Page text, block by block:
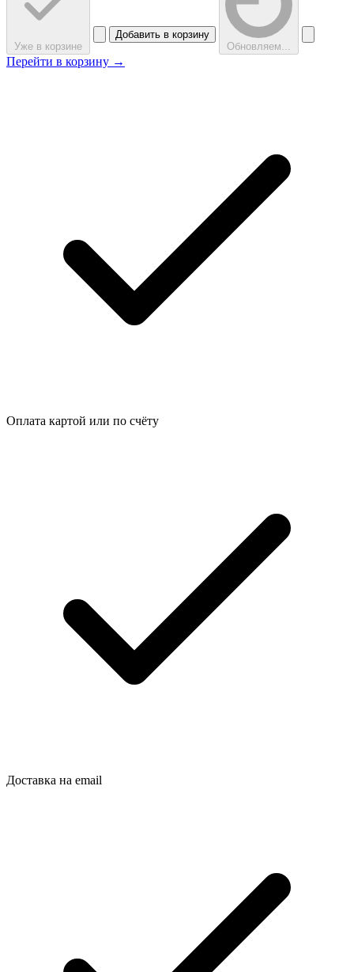
Уже в корзине
Добавить в корзину
Обновляем...
Перейти в корзину →
Оплата картой или по счёту
Доставка на email